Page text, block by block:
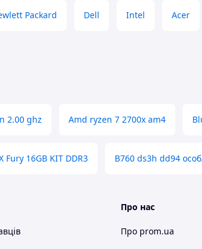
Packard Dell Intel Acer
2.00 ghz Amd ryzen 7 2700x am4
Fury 16GB KIT DDR3 B760 ds3h dd94
Про нас
Про prom.ua